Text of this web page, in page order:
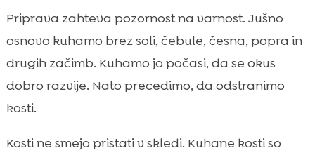
Priprava zahteva pozornost na varnost. Jušno
osnovo kuhamo brez soli, čebule, česna, popra in
drugih začimb. Kuhamo jo počasi, da se okus
dobro razvije. Nato precedimo, da odstranimo
kosti.
Kosti ne smejo pristati v skledi. Kuhane kosti so